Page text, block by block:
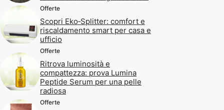
Offerte
Scopri Eko‑Splitter: comfort e
riscaldamento smart per casa e
ufficio
Offerte
Ritrova luminosità e
compattezza: prova Lumina
Peptide Serum per una pelle
radiosa
Offerte